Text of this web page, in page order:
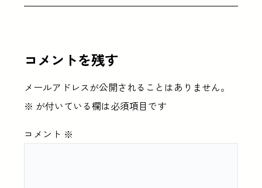
コメントを残す
メールアドレスが公開されることはありません。
※ が付いている欄は必須項目です
コメント ※